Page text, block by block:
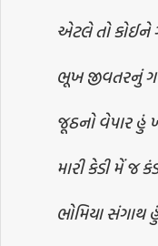
એટલે તો કોઈને
ભૂખ જીવતરનું
જૂઠનો વેપાર હું
મારી કેડી મેં જ
ભોમિયા સંગાથ